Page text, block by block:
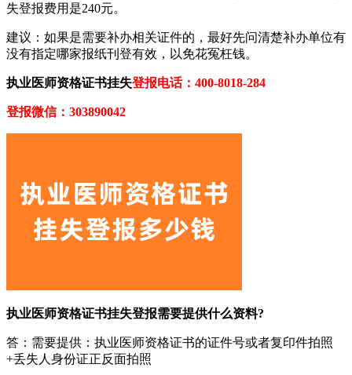
失登报费用是240元。
建议：如果是需要补办相关证件的，最好先问清楚补办单位有
没有指定哪家报纸刊登有效，以免花冤枉钱。
执业医师资格证书挂失登报电话：400-8018-284
登报微信：303890042
执业医师资格证书挂失登报需要提供什么资料?
答：需要提供：执业医师资格证书的证件号或者复印件拍照
+丢失人身份证正反面拍照